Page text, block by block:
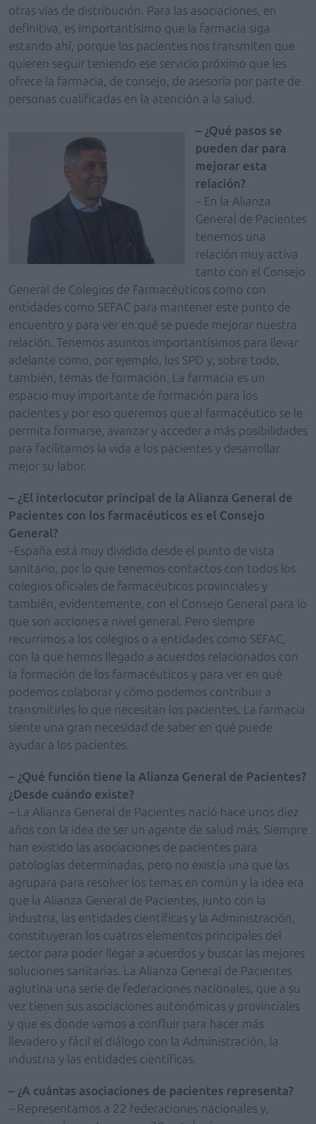
otras vías de distribución. Para las asociaciones, en
definitiva, es importantísimo que la farmacia siga
estando ahí, porque los pacientes nos transmiten que
quieren seguir teniendo ese servicio próximo que les
ofrece la farmacia, de consejo, de asesoría por parte de
personas cualificadas en la atención a la salud.
– ¿Qué pasos se
pueden dar para
mejorar esta
relación?
– En la Alianza
General de Pacientes
tenemos una
relación muy activa
tanto con el Consejo
General de Colegios de Farmacéuticos como con
entidades como SEFAC para mantener este punto de
encuentro y para ver en qué se puede mejorar nuestra
relación. Tenemos asuntos importantísimos para llevar
adelante como, por ejemplo, los SPD y, sobre todo,
también, temas de formación. La farmacia es un
espacio muy importante de formación para los
pacientes y por eso queremos que al farmacéutico se le
permita formarse, avanzar y acceder a más posibilidades
para facilitarnos la vida a los pacientes y desarrollar
mejor su labor.
– ¿El interlocutor principal de la Alianza General de
Pacientes con los farmacéuticos es el Consejo
General?
–España está muy dividida desde el punto de vista
sanitario, por lo que tenemos contactos con todos los
colegios oficiales de farmacéuticos provinciales y
también, evidentemente, con el Consejo General para lo
que son acciones a nivel general. Pero siempre
recurrimos a los colegios o a entidades como SEFAC,
con la que hemos llegado a acuerdos relacionados con
la formación de los farmacéuticos y para ver en qué
podemos colaborar y cómo podemos contribuir a
transmitirles lo que necesitan los pacientes. La farmacia
siente una gran necesidad de saber en qué puede
ayudar a los pacientes.
– ¿Qué función tiene la Alianza General de Pacientes?
¿Desde cuándo existe?
– La Alianza General de Pacientes nació hace unos diez
años con la idea de ser un agente de salud más. Siempre
han existido las asociaciones de pacientes para
patologías determinadas, pero no existía una que las
agrupara para resolver los temas en común y la idea era
que la Alianza General de Pacientes, junto con la
industria, las entidades científicas y la Administración,
constituyeran los cuatros elementos principales del
sector para poder llegar a acuerdos y buscar las mejores
soluciones sanitarias. La Alianza General de Pacientes
aglutina una serie de federaciones nacionales, que a su
vez tienen sus asociaciones autonómicas y provinciales
y que es donde vamos a confluir para hacer más
llevadero y fácil el diálogo con la Administración, la
industria y las entidades científicas.
– ¿A cuántas asociaciones de pacientes representa?
– Representamos a 22 federaciones nacionales y,